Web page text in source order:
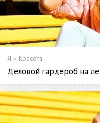
Я и Красота.
Деловой гардероб на